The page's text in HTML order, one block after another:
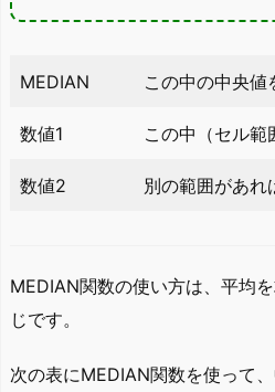
MEDIAN この中の中央値
数値1 この中（セル範
数値2 別の範囲があれ
MEDIAN関数の使い方は、平均
じです。
次の表にMEDIAN関数を使って